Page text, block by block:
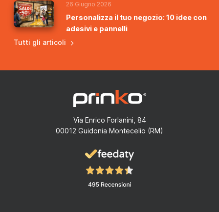
26 Giugno 2026
Personalizza il tuo negozio: 10 idee con
adesivi e pannelli
Tutti gli articoli
Via Enrico Forlanini, 84
00012 Guidonia Montecelio (RM)